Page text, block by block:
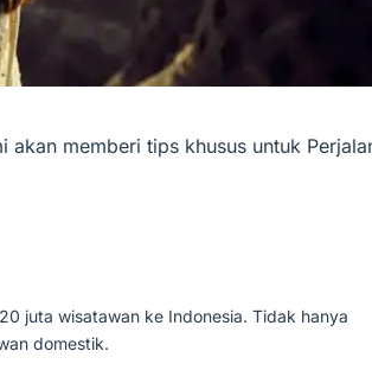
memberi tips khusus untuk
juta wisatawan ke Indonesia. Tidak hanya
domestik.